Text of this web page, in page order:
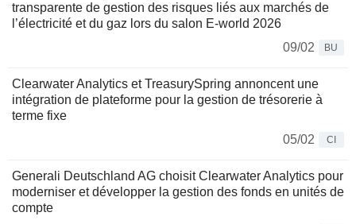
transparente de gestion des risques liés aux marchés de
l’électricité et du gaz lors du salon E-world 2026
09/02
BU
Clearwater Analytics et TreasurySpring annoncent une
intégration de plateforme pour la gestion de trésorerie à
terme fixe
05/02
CI
Generali Deutschland AG choisit Clearwater Analytics pour
moderniser et développer la gestion des fonds en unités de
compte